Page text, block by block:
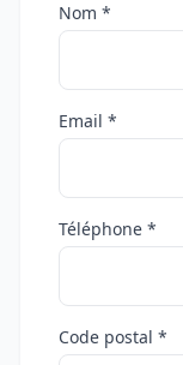
Nom *
Email *
Téléphone *
Code postal *